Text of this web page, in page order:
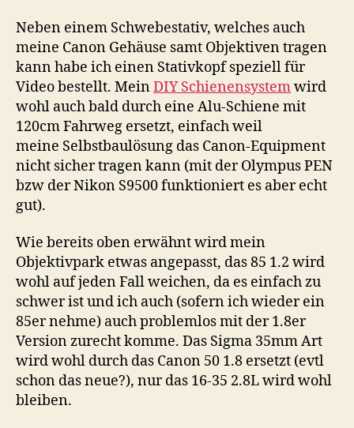
Neben einem Schwebestativ, welches auch
meine Canon Gehäuse samt Objektiven tragen
kann habe ich einen Stativkopf speziell für
Video bestellt. MeinDIY Schienensystemwird
wohl auch bald durch eine Alu-Schiene mit
120cm Fahrweg ersetzt, einfach weil
meine Selbstbaulösung das Canon-Equipment
nicht sicher tragen kann (mit der Olympus PEN
bzw der Nikon S9500 funktioniert es aber echt
gut).
Wie bereits oben erwähnt wird mein
Objektivpark etwas angepasst, das 85 1.2 wird
wohl auf jeden Fall weichen, da es einfach zu
schwer ist und ich auch (sofern ich wieder ein
85er nehme) auch problemlos mit der 1.8er
Version zurecht komme. Das Sigma 35mm Art
wird wohl durch das Canon 50 1.8 ersetzt (evtl
schon das neue?), nur das 16-35 2.8L wird wohl
bleiben.